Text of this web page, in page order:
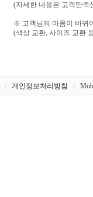
(자세한 내용은 고객만족
※ 고객님의 마음이 바뀌
(색상 교환, 사이즈 교환
/ 개인정보처리방침 /